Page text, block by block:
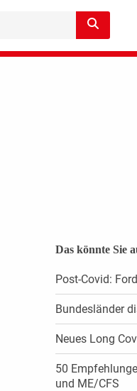
Das könnte Sie
Post-Covid:
Bundesländer
Neues Long
50
und ME/CFS